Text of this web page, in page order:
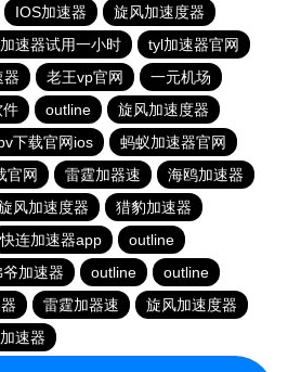
IOS加速器
旋风加速度器
速器试用一小时
tyl加速器官网
器 老王vp官网
一元机场
件 outline
旋风加速度器
下载官网ios
蚂蚁加速器官网
官网
雷霆加器速
海鸥加速器
风加速度器
猎豹加速器
快连加速器app
outline
加速器 outline
outline
雷霆加器速
旋风加速度器
速器